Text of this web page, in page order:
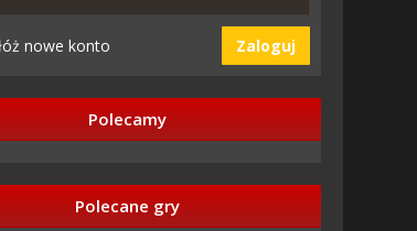
nowe konto Zaloguj
Polecamy
Polecane gry